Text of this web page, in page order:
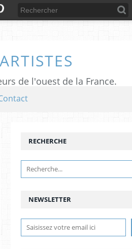
de l'ouest de la France.
NEWSLETTER
RECHERCHE